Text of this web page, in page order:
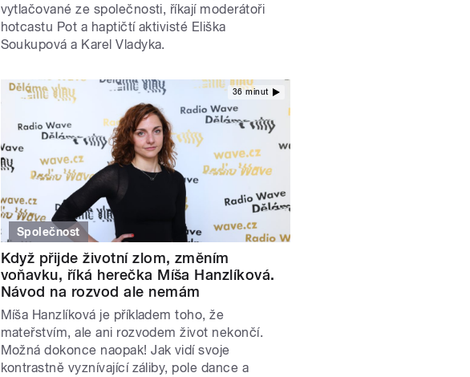
vytlačované ze společnosti, říkají moderátoři
hotcastu Pot a haptičtí aktivisté Eliška
Soukupová a Karel Vladyka.
36 minut
Společnost
Když přijde životní zlom, změním
voňavku, říká herečka Míša Hanzlíková.
Návod na rozvod ale nemám
Míša Hanzlíková je příkladem toho, že
mateřstvím, ale ani rozvodem život nekončí.
Možná dokonce naopak! Jak vidí svoje
kontrastně vyznívající záliby, pole dance a